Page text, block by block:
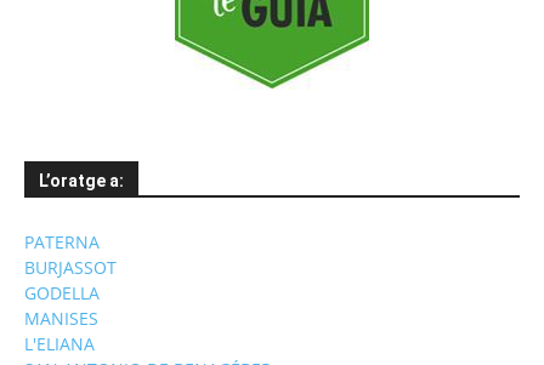
L’oratge a:
PATERNA
BURJASSOT
GODELLA
MANISES
L'ELIANA